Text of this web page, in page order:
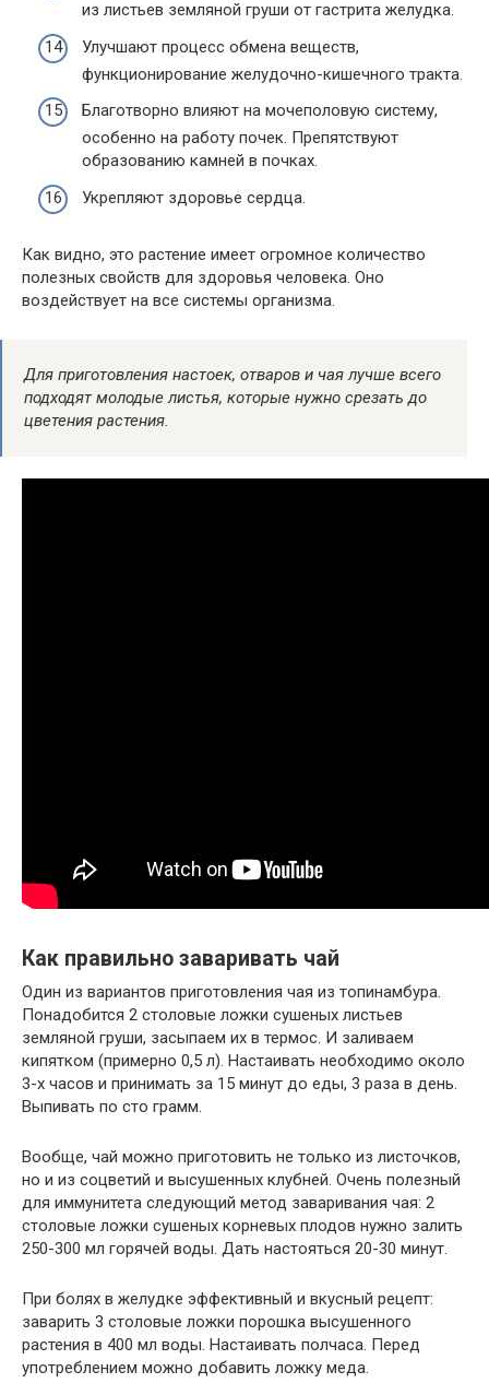
из листьев земляной груши от гастрита желудка.
Улучшают процесс обмена веществ,
функционирование желудочно-кишечного тракта.
Благотворно влияют на мочеполовую систему,
особенно на работу почек. Препятствуют
образованию камней в почках.
Укрепляют здоровье сердца.
Как видно, это растение имеет огромное количество
полезных свойств для здоровья человека. Оно
воздействует на все системы организма.
Для приготовления настоек, отваров и чая лучше всего
подходят молодые листья, которые нужно срезать до
цветения растения.
Как правильно заваривать чай
Один из вариантов приготовления чая из топинамбура.
Понадобится 2 столовые ложки сушеных листьев
земляной груши, засыпаем их в термос. И заливаем
кипятком (примерно 0,5 л). Настаивать необходимо около
3-х часов и принимать за 15 минут до еды, 3 раза в день.
Выпивать по сто грамм.
Вообще, чай можно приготовить не только из листочков,
но и из соцветий и высушенных клубней. Очень полезный
для иммунитета следующий метод заваривания чая: 2
столовые ложки сушеных корневых плодов нужно залить
250-300 мл горячей воды. Дать настояться 20-30 минут.
При болях в желудке эффективный и вкусный рецепт:
заварить 3 столовые ложки порошка высушенного
растения в 400 мл воды. Настаивать полчаса. Перед
употреблением можно добавить ложку меда.